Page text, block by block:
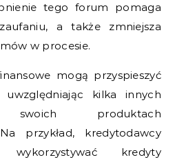
tego forum pomaga
a także zmniejsza
w procesie.
mogą przyspieszyć
uwzględniając kilka innych
produktach
przykład, kredytodawcy
kredyty